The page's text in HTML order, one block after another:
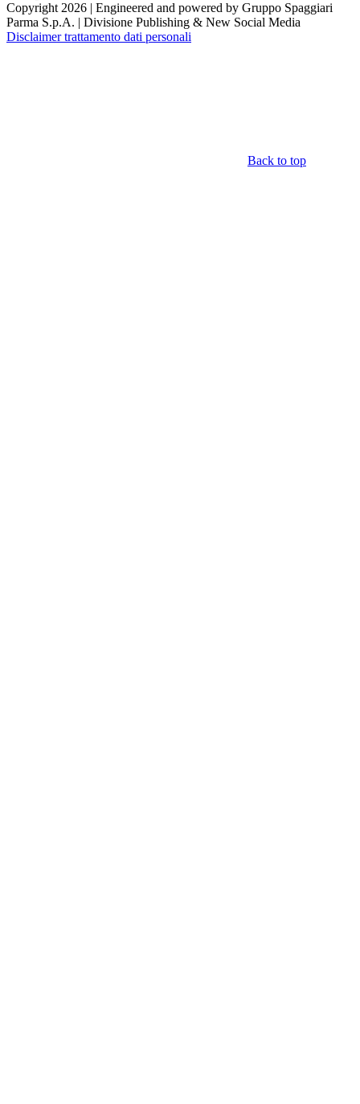
Copyright 2026 | Engineered and powered by Gruppo Spaggiari
Parma S.p.A. | Divisione Publishing & New Social Media
Disclaimer trattamento dati personali
Back to top